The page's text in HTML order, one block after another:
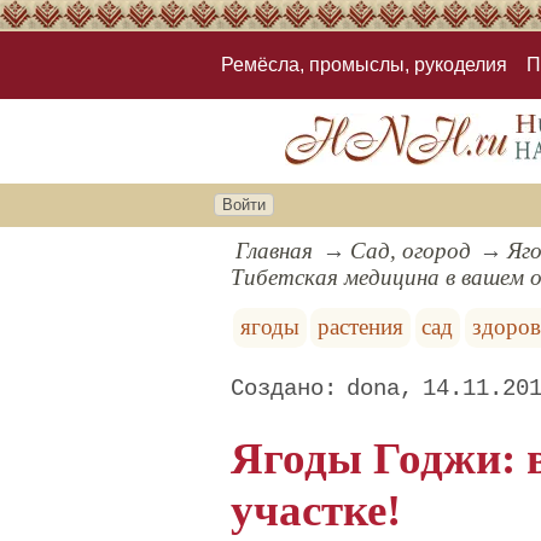
Ремёсла, промыслы, рукоделия
Войти
Главная Сад, огород
Тибетская медицина в вашем
ягоды
растения сад
dona
Ягоды Годжи:
участке!